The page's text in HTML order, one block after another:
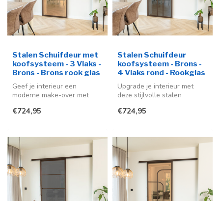
Stalen Schuifdeur met
koofsysteem - 3 Vlaks -
Brons - Brons rook glas
Geef je interieur een
moderne make-over met
schuifdeur me...
€724,95
Stalen Schuifdeur
koofsysteem - Brons -
4 Vlaks rond - Rookglas
Upgrade je interieur met
deze stijlvolle stalen
(RA...
€724,95